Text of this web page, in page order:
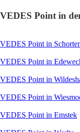
VEDES Point in
VEDES Point in
VEDES Point in
VEDES Point in
VEDES Point in
VEDES Point in Emstek